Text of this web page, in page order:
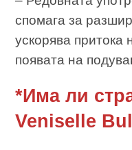
спомага за
ускорява притока
появата на
*Има ли
Veniselle